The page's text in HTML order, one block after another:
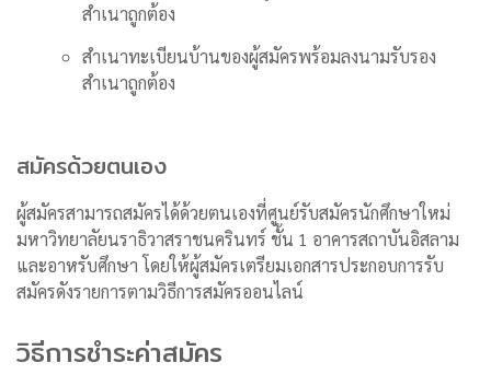
สำเนาถูกต้อง
สำเนาทะเบียนบ้านของผู้สมัครพร้อมลงนามรับรอง
สำเนาถูกต้อง
สมัครด้วยตนเอง
ผู้สมัครสามารถสมัครได้ด้วยตนเองที่ศูนย์รับสมัครนักศึกษาใหม่
มหาวิทยาลัยนราธิวาสราชนครินทร์ ชั้น 1 อาคารสถาบันอิสลาม
และอาหรับศึกษา โดยให้ผู้สมัครเตรียมเอกสารประกอบการรับ
สมัครดังรายการตามวิธีการสมัครออนไลน์
วิธีการชำระค่าสมัคร